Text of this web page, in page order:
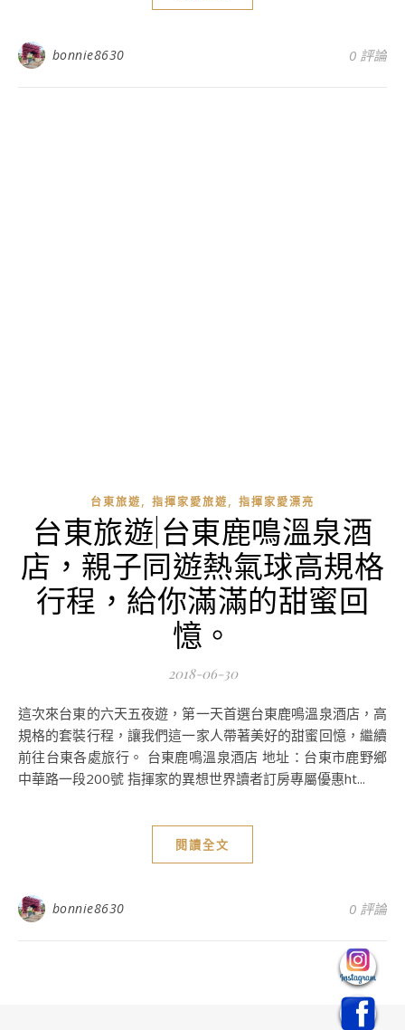
bonnie8630 0 評論
台東旅遊, 指揮家愛旅遊, 指揮家愛漂亮
台東旅遊|台東鹿鳴溫泉酒
店，親子同遊熱氣球高規格
行程，給你滿滿的甜蜜回
憶。
2018-06-30
這次來台東的六天五夜遊，第一天首選台東鹿鳴溫泉酒店，高
規格的套裝行程，讓我們這一家人帶著美好的甜蜜回憶，繼續
前往台東各處旅行。 台東鹿鳴溫泉酒店 地址：台東市鹿野鄉
中華路一段200號 指揮家的異想世界讀者訂房專屬優惠ht...
閱讀全文
bonnie8630 0 評論